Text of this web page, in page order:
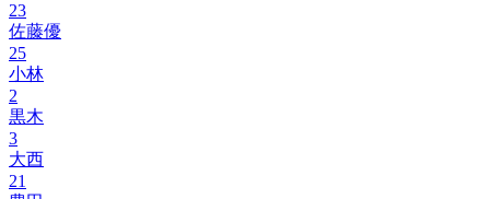
23
佐藤優
25
小林
2
黒木
3
大西
21